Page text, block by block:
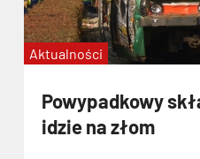
Powypadkowy
idzie na złom
Aktualności